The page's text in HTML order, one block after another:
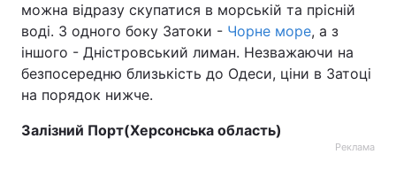
можна відразу скупатися в морській та прісній
воді. З одного боку Затоки - Чорне море, а з
іншого - Дністровський лиман. Незважаючи на
безпосередню близькість до Одеси, ціни в Затоці
на порядок нижче.
Залізний Порт(Херсонська область)
Реклама